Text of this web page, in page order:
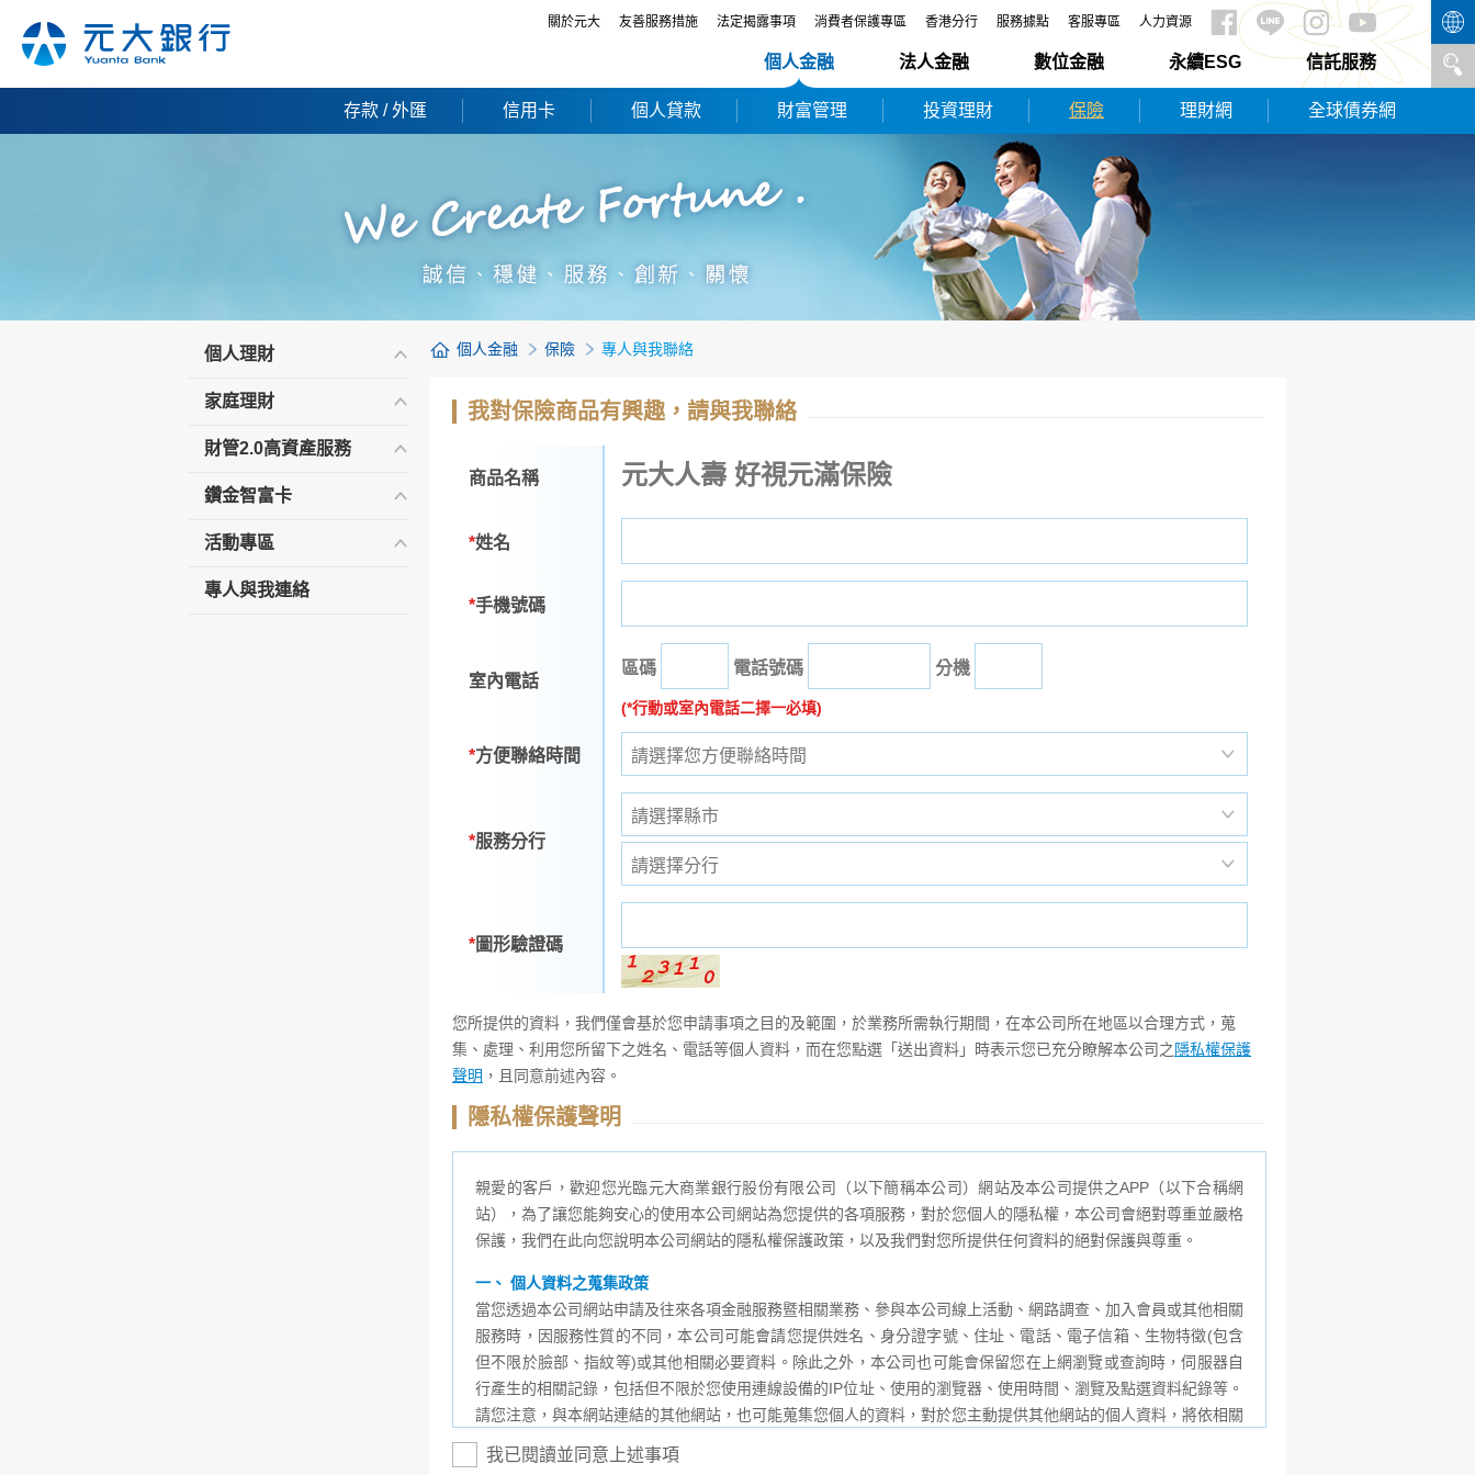
關於元大 友善服務措施 法定揭露事項 消費者保護專區 香港分行 服務據點 客服專區 人力資源
個人金融 法人金融 數位金融 永續ESG 信託服務
存款 / 外匯 信用卡 個人貸款 財富管理 投資理財 保險 理財網 全球債券網
個人理財
家庭理財
財管2.0高資產服務
鑽金智富卡
活動專區
專人與我連絡
個人金融 保險 專人與我聯絡
我對保險商品有興趣，請與我聯絡
商品名稱 元大人壽 好視元滿保險
*姓名
*手機號碼
室內電話
區碼 電話號碼 分機
(*行動或室內電話二擇一必填)
*方便聯絡時間
*服務分行
*圖形驗證碼
您所提供的資料，我們僅會基於您申請事項之目的及範圍，於業務所需執行期間，在本公司所在地區以合理方式，蒐
集、處理、利用您所留下之姓名、電話等個人資料，而在您點選「送出資料」時表示您已充分瞭解本公司之 隱私權保護
聲明 ，且同意前述內容。
隱私權保護聲明
親愛的客戶，歡迎您光臨元大商業銀行股份有限公司（以下簡稱本公司）網站及本公司提供之APP（以下合稱網
站），為了讓您能夠安心的使用本公司網站為您提供的各項服務，對於您個人的隱私權，本公司會絕對尊重並嚴格
保護，我們在此向您說明本公司網站的隱私權保護政策，以及我們對您所提供任何資料的絕對保護與尊重。
一、 個人資料之蒐集政策
當您透過本公司網站申請及往來各項金融服務暨相關業務、參與本公司線上活動、網路調查、加入會員或其他相關
服務時，因服務性質的不同，本公司可能會請您提供姓名、身分證字號、住址、電話、電子信箱、生物特徵(包含
但不限於臉部、指紋等)或其他相關必要資料。除此之外，本公司也可能會保留您在上網瀏覽或查詢時，伺服器自
行產生的相關記錄，包括但不限於您使用連線設備的IP位址、使用的瀏覽器、使用時間、瀏覽及點選資料紀錄等。
請您注意，與本網站連結的其他網站，也可能蒐集您個人的資料，對於您主動提供其他網站的個人資料，將依相關
法令及各該連結網站所揭露之隱私權保護政策蒐集、處理與利用，不適用本聲明，本公司亦不負擔任何責任。
我已閱讀並同意上述事項